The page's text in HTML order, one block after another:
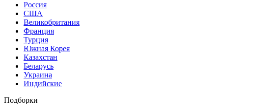
Россия
США
Великобритания
Франция
Турция
Южная Корея
Казахстан
Беларусь
Украина
Индийские
Подборки